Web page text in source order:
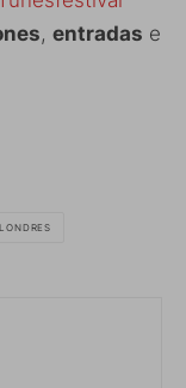
, entradas e
LONDRES